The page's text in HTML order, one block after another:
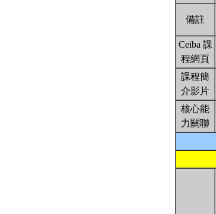
備註
Ceiba 課
程網頁
課程簡
介影片
核心能
力關聯